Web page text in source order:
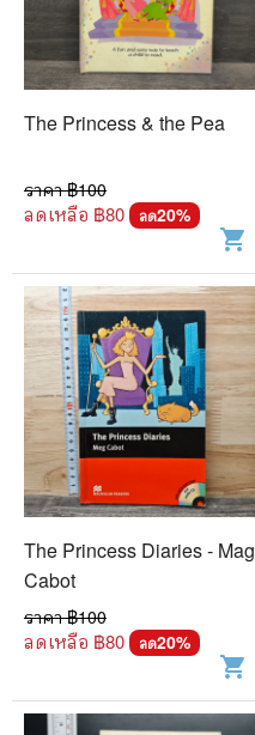
The Princess & the Pea
ราคา ฿100
ลดเหลือ ฿80 ลด20%
shopping_cart
The Princess Diaries - Mag
Cabot
ราคา ฿100
ลดเหลือ ฿80 ลด20%
shopping_cart